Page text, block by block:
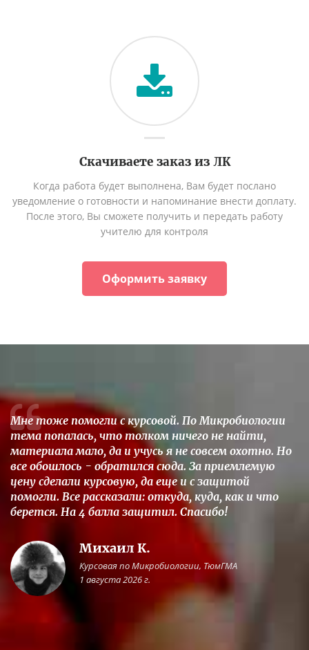
Скачиваете заказ из ЛК
Когда работа будет выполнена, Вам будет послано
уведомление о готовности и напоминание внести доплату.
После этого, Вы сможете получить и передать работу
учителю для контроля
Оформить заявку
Мне тоже помогли с курсовой. По Микробиологии
тема попалась, что толком ничего не найти,
материала мало, да и учусь я не совсем охотно. Но
все обошлось - обратился сюда. За приемлемую
цену сделали курсовую, да еще и с защитой
помогли. Все рассказали: откуда, куда, как и что
берется. На 4 балла защитил. Спасибо!
Михаил К.
Курсовая по Микробиологии, ТюмГМА
1 августа 2026 г.